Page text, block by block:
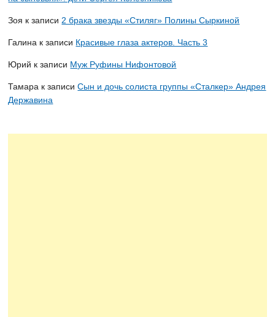
Зоя к записи 2 брака звезды «Стиляг» Полины Сыркиной
Галина к записи Красивые глаза актеров. Часть 3
Юрий к записи Муж Руфины Нифонтовой
Тамара к записиСын и дочь солиста группы «Сталкер» Андрея
Державина